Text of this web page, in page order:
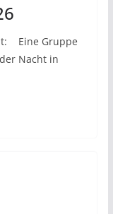
Eine Gruppe
Nacht in